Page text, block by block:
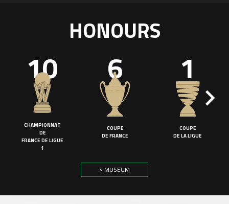
HONOURS
10
CHAMPIONNAT
DE
FRANCE DE LIGUE
1
6
COUPE
DE FRANCE
1
COUPE
DE LA LIGUE
> MUSEUM